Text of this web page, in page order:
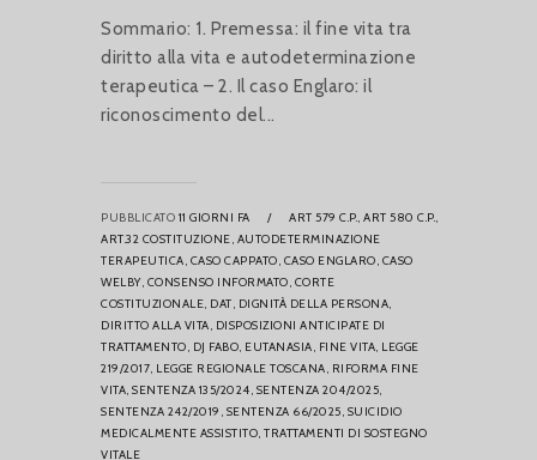
Sommario: 1. Premessa: il fine vita tra
diritto alla vita e autodeterminazione
terapeutica – 2. Il caso Englaro: il
riconoscimento del...
PUBBLICATO 11 GIORNI FA / ART 579 C.P., ART 580 C.P.,
ART.32 COSTITUZIONE, AUTODETERMINAZIONE
TERAPEUTICA, CASO CAPPATO, CASO ENGLARO, CASO
WELBY, CONSENSO INFORMATO, CORTE
COSTITUZIONALE, DAT, DIGNITÀ DELLA PERSONA,
DIRITTO ALLA VITA, DISPOSIZIONI ANTICIPATE DI
TRATTAMENTO, DJ FABO, EUTANASIA, FINE VITA, LEGGE
219/2017, LEGGE REGIONALE TOSCANA, RIFORMA FINE
VITA, SENTENZA 135/2024, SENTENZA 204/2025,
SENTENZA 242/2019, SENTENZA 66/2025, SUICIDIO
MEDICALMENTE ASSISTITO, TRATTAMENTI DI SOSTEGNO
VITALE